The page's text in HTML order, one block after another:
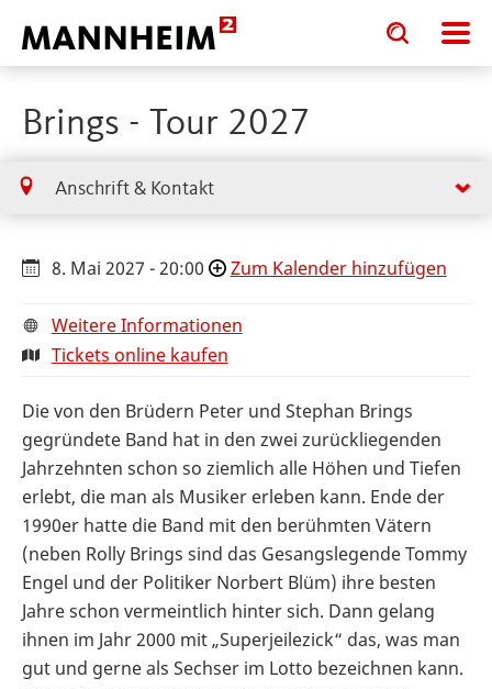
Toggle
search
input
Toggle
search
input
Brings - Tour 2027
Anschrift & Kontakt
8. Mai 2027 - 20:00 Zum Kalender hinzufügen
Weitere Informationen
Tickets online kaufen
Die von den Brüdern Peter und Stephan Brings
gegründete Band hat in den zwei zurückliegenden
Jahrzehnten schon so ziemlich alle Höhen und Tiefen
erlebt, die man als Musiker erleben kann. Ende der
1990er hatte die Band mit den berühmten Vätern
(neben Rolly Brings sind das Gesangslegende Tommy
Engel und der Politiker Norbert Blüm) ihre besten
Jahre schon vermeintlich hinter sich. Dann gelang
ihnen im Jahr 2000 mit „Superjeilezick“ das, was man
gut und gerne als Sechser im Lotto bezeichnen kann.